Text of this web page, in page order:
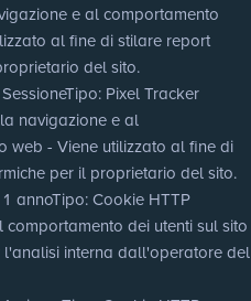
e al comportamento
al fine di stilare report
del sito.
Tipo: Pixel Tracker
navigazione e al
web - Viene utilizzato al fine di
per il proprietario del sito.
1 annoTipo: Cookie HTTP
comportamento dei utenti sul sito
l'analisi interna dall'operatore del